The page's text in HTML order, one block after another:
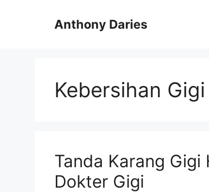
Anthony Daries
Kebersihan Gigi
Tanda Karang
Dokter Gigi